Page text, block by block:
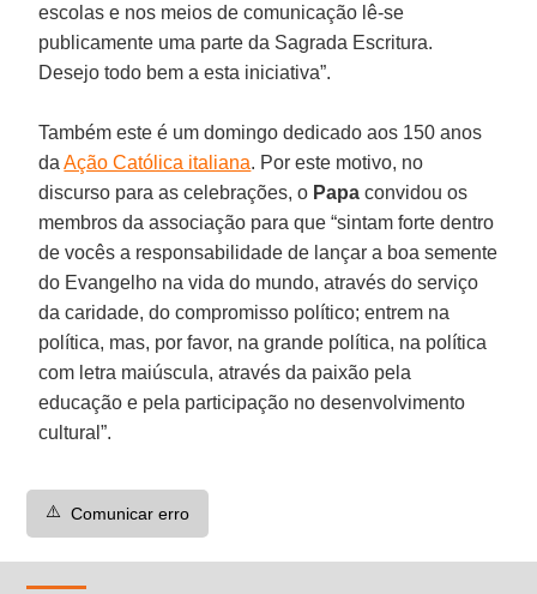
escolas e nos meios de comunicação lê-se
publicamente uma parte da Sagrada Escritura.
Desejo todo bem a esta iniciativa”.
Também este é um domingo dedicado aos 150 anos
daAção Católica italiana. Por este motivo, no
discurso para as celebrações, o Papa convidou os
membros da associação para que “sintam forte dentro
de vocês a responsabilidade de lançar a boa semente
do Evangelho na vida do mundo, através do serviço
da caridade, do compromisso político; entrem na
política, mas, por favor, na grande política, na política
com letra maiúscula, através da paixão pela
educação e pela participação no desenvolvimento
cultural”.
⚠️ Comunicar erro